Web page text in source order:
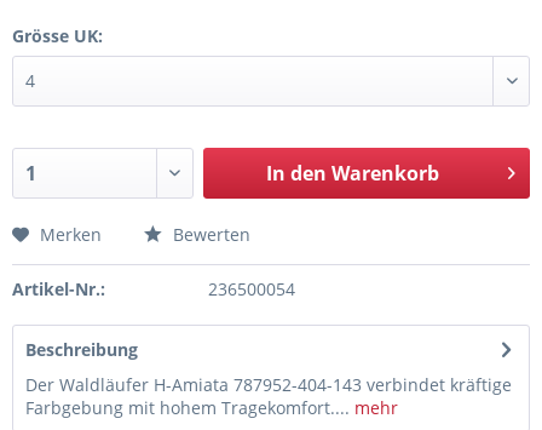
Grösse UK:
In den Warenkorb
Merken Bewerten
Artikel-Nr.: 236500054
Beschreibung
Der Waldläufer H-Amiata 787952-404-143 verbindet kräftige
Farbgebung mit hohem Tragekomfort.... mehr